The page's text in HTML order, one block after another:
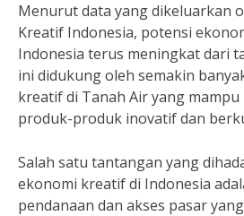
Menurut data yang dikeluarkan
Kreatif Indonesia, potensi
Indonesia terus meningkat dari
ini didukung oleh semakin
kreatif di Tanah Air yang
produk-produk inovatif dan
Salah satu tantangan yang
ekonomi kreatif di Indonesia
pendanaan dan akses pasar